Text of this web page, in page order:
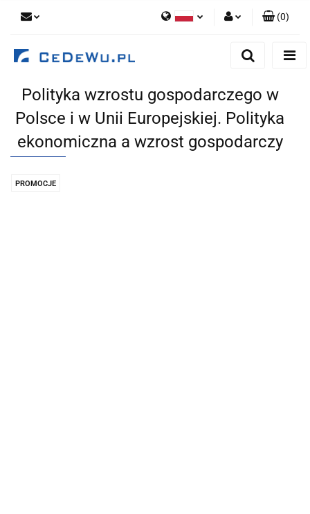
Dodaj zgłoszenie
Zgody cookies
(0)
Polityka wzrostu gospodarczego w
Polsce i w Unii Europejskiej. Polityka
ekonomiczna a wzrost gospodarczy
PROMOCJE